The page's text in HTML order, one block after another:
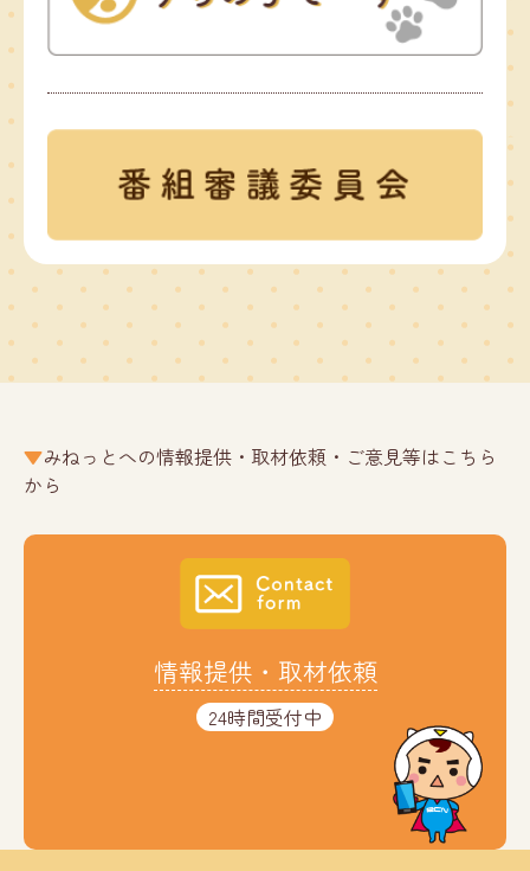
みねっとへの情報提供・取材依頼・ご意見等はこちら
から
情報提供・取材依頼
24時間受付中